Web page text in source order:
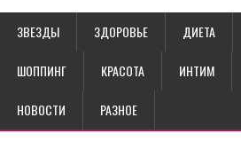
ЗВЕЗДЫ ЗДОРОВЬЕ ДИЕТА
ШОППИНГ КРАСОТА ИНТИМ
НОВОСТИ РАЗНОЕ